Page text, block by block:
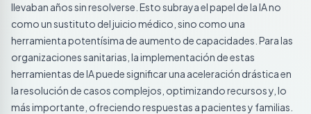
llevaban años sin resolverse. Esto subraya el papel de la IA no
como un sustituto del juicio médico, sino como una
herramienta potentísima de aumento de capacidades. Para las
organizaciones sanitarias, la implementación de estas
herramientas de IA puede significar una aceleración drástica en
la resolución de casos complejos, optimizando recursos y, lo
más importante, ofreciendo respuestas a pacientes y familias.